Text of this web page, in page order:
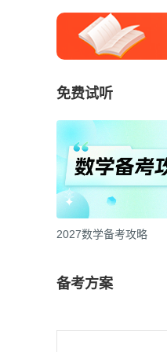
免费试听
2027数学备考攻略
备考方案